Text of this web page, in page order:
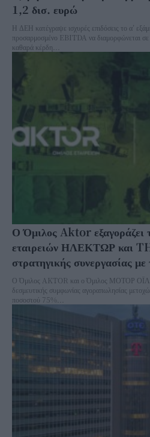
1,2 δισ. ευρώ
Η ΔΕΗ κατέγραψε ισχυρές επιδόσεις το α’
προσαρμοσμένο EBITDA να διαμορφώνεται
καθαρά κέρδη...
Ο Όμιλος Aktor εξαγοράζει
εταιρειών ΗΛΕΚΤΩΡ και
στρατηγικής συνεργασίας
Ο Όμιλος AKTOR και ο Όμιλος ΜΟΤΟΡ ΟΪΛ
δεσμευτικής συμφωνίας αγοραπωλησίας
ποσοστού 75%...